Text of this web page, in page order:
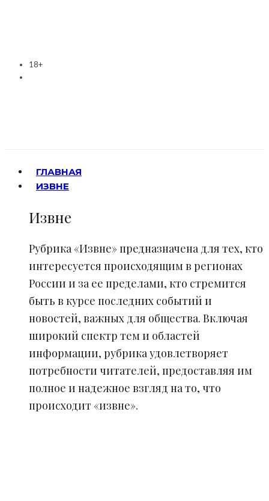
18+
ГЛАВНАЯ
ИЗВНЕ
Извне
Рубрика «Извне» предназначена для тех, кто
интересуется происходящим в регионах
России и за ее пределами, кто стремится
быть в курсе последних событий и
новостей, важных для общества. Включая
широкий спектр тем и областей
информации, рубрика удовлетворяет
потребности читателей, предоставляя им
полное и надежное взгляд на то, что
происходит «извне».